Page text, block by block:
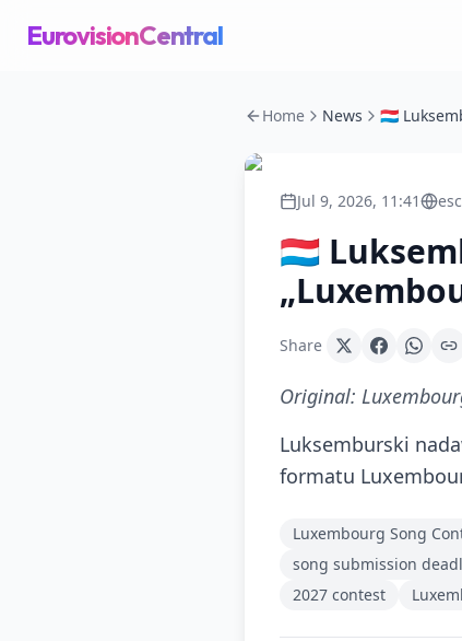
EurovisionCentral
Home News
Jul 9, 2026, 11:41
🇱🇺
Share
Original:
Luksemburski
formatu
Luxembourg Song
song submission
2027 contest